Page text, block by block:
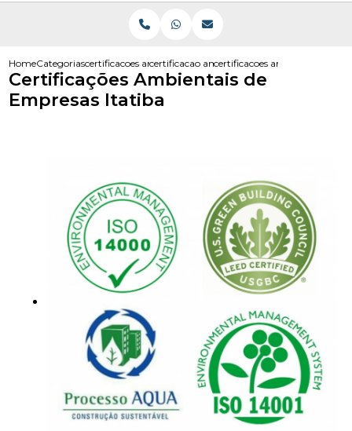
HomeCategoriascertificacoes ambientaiscertificacao ambiental em sao paulo
certificacoes ambientais de
Certificações Ambientais de
Empresas Itatiba